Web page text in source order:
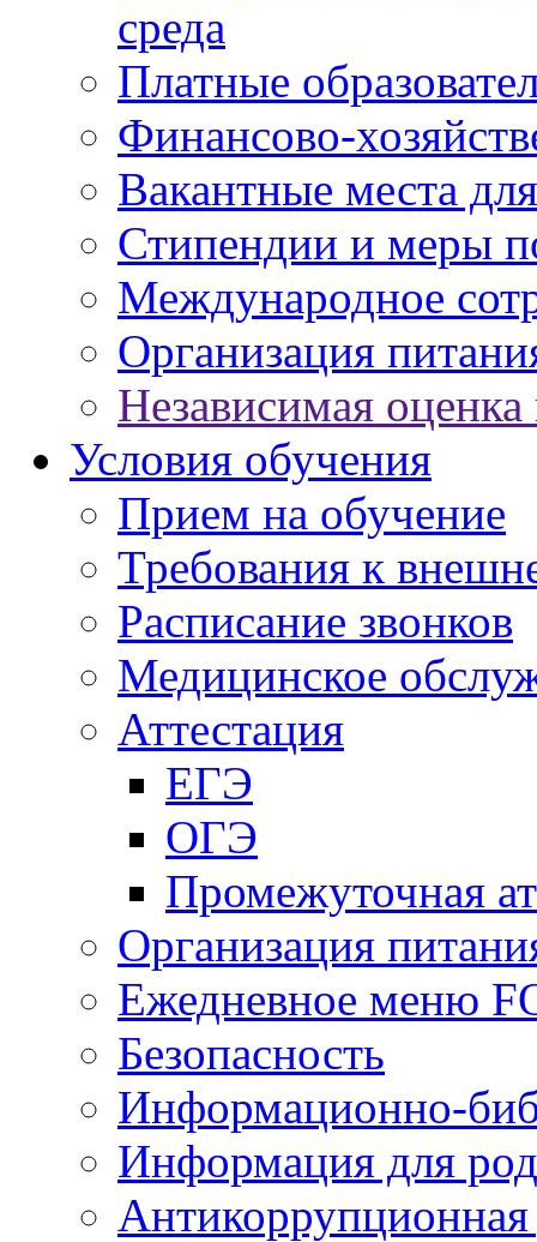
среда
Платные
Финансово-
Вакантные места
Стипендии и меры
Международное
Организация
Независимая оценка
Условия обучения
Прием на обучение
Требования к
Расписание звонков
Медицинское
Аттестация
ЕГЭ
ОГЭ
Промежуточная
Организация
Ежедневное меню
Безопасность
Информационно-
Информация для
Антикоррупционная